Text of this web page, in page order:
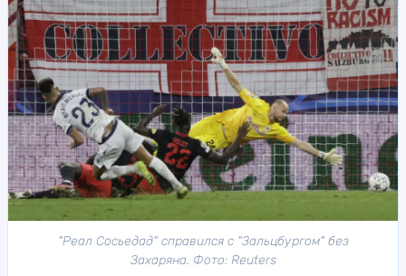
"Реал Сосьедад" справился с "Зальцбургом" без
Захаряна. Фото: Reuters